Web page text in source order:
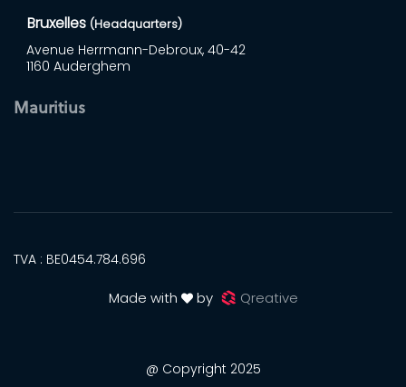
Bruxelles (Headquarters)
Avenue Herrmann-Debroux, 40-42
1160 Auderghem
Mauritius
TVA : BE0454.784.696
Made with by Qreative
@ Copyright 2025